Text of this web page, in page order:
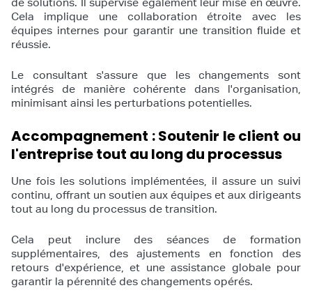
Cela implique une collaboration étroite avec les
équipes internes pour garantir une transition fluide et
réussie.
Le consultant s'assure que les changements sont
intégrés de manière cohérente dans l'organisation,
minimisant ainsi les perturbations potentielles.
Accompagnement : Soutenir le client ou
l'entreprise tout au long du processus
Une fois les solutions implémentées, il assure un suivi
continu, offrant un soutien aux équipes et aux dirigeants
tout au long du processus de transition.
Cela peut inclure des séances de formation
supplémentaires, des ajustements en fonction des
retours d'expérience, et une assistance globale pour
garantir la pérennité des changements opérés.